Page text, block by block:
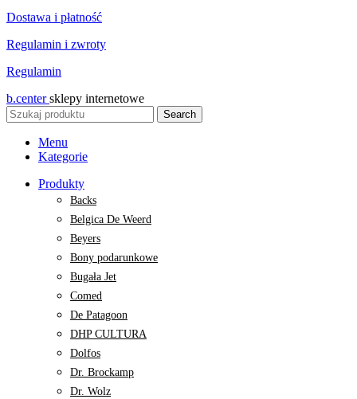
Dostawa i płatność
Regulamin i zwroty
Regulamin
b.centersklepy internetowe
Search
Menu
Kategorie
Produkty
Backs
Belgica De Weerd
Beyers
Bony podarunkowe
Bugała Jet
Comed
De Patagoon
DHP CULTURA
Dolfos
Dr. Brockamp
Dr. Wolz